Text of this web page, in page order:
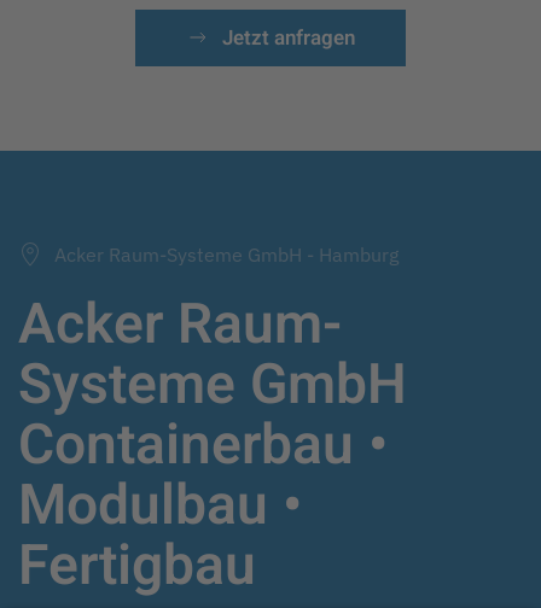
Jetzt anfragen
Acker Raum-Systeme GmbH - Hamburg
Acker Raum-
Systeme GmbH
Containerbau •
Modulbau •
Fertigbau